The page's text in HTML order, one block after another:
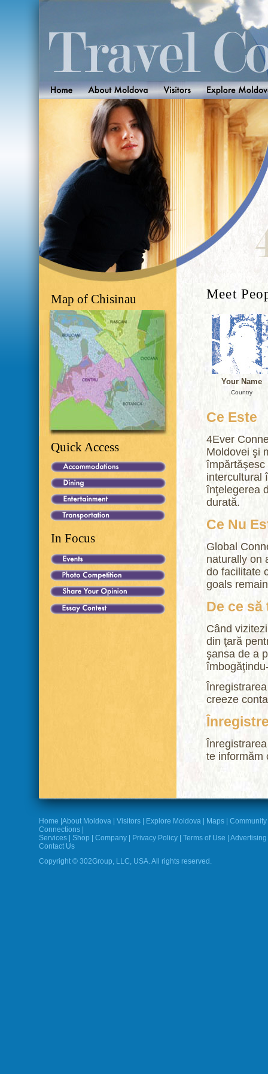
Map of Chisinau
Quick Access
In Focus
Meet
Your Name
Country
Ce Este
4Ever
Moldovei şi
împărtăşesc
intercultural
înţelegerea
durată.
Ce Nu
Global
naturally on
do facilitate
goals
De ce
Când
din ţară
şansa de a
creeze
te informăm
Home About Moldova Visitors Explore Moldova Maps Community
Connections
Services
Shop Company Privacy Policy Terms of Use Advertising
Contact Us
Copyright © 302Group, LLC, USA. All rights reserved.